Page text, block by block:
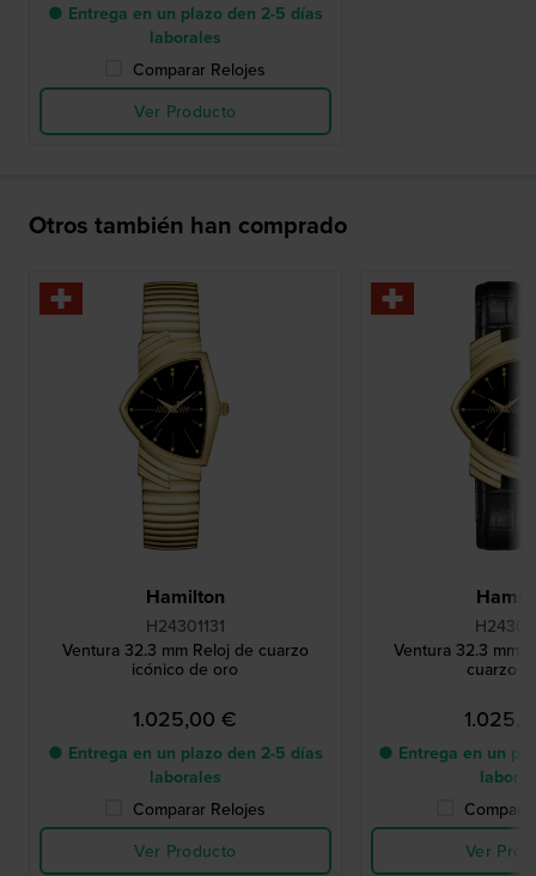
● Entrega en un plazo den 2-5 días
laborales
Comparar Relojes
Ver Producto
Otros también han comprado
Hamilton
H24301131
Ventura 32.3 mm Reloj de cuarzo
icónico de oro
1.025,00 €
● Entrega en un plazo den 2-5 días
laborales
Comparar Relojes
Ver Producto
Ventura 32.3 mm
cuarzo
● Entrega en un
Ver